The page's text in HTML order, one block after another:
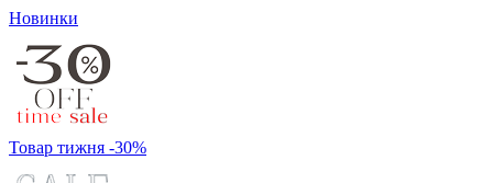
Новинки
Товар тижня -30%